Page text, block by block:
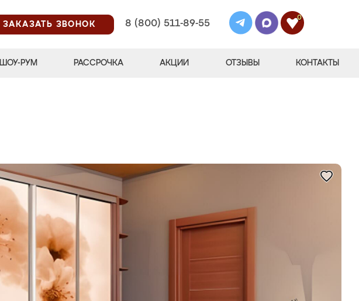
ЗАКАЗАТЬ ЗВОНОК
8 (800) 511-89-55
0
ШОУ-РУМ РАССРОЧКА АКЦИИ ОТЗЫВЫ КОНТАКТЫ